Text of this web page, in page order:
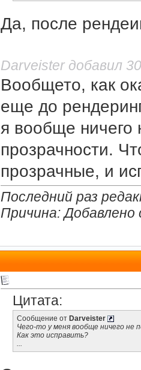
Да, после
Darveister добавил
Вообщето, как
еще до
я вообще ничего
прозрачности.
прозрачные, и
Последний раз
Причина:
Цитата:
Сообщение от Darveister
Чего-то у меня вообще ничего не
Как это исправить?
...